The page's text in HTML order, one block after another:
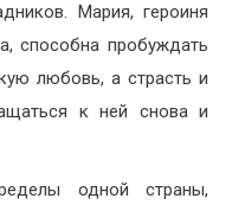
Мария, героиня
способна пробуждать
любовь, а страсть и
к ней снова и
одной страны,